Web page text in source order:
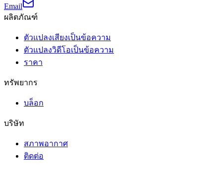
Email
ผลิตภัณฑ์
ตัวแปลงเสียงเป็นข้อความ
ตัวแปลงวิดีโอเป็นข้อความ
ราคา
ทรัพยากร
บล็อก
บริษัท
สภาพอากาศ
ติดต่อ